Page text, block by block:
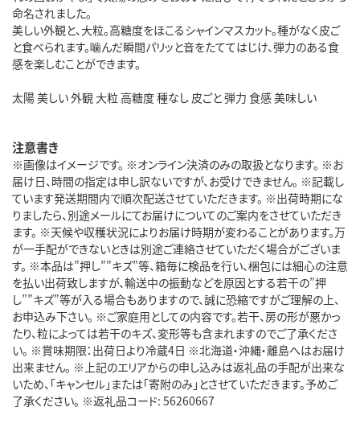
命名されました。
美しい外観と、大粒。高糖度をほこるシャインマスカット。種がなく皮ご
と食べられます。噛んだ瞬間パリッと音をたててはじけ、弾力のある食
感を楽しむことができます。
太陽 美しい 外観 大粒 高糖度 種なし 皮ごと 弾力 食感 美味しい
注意書き
※画像はイメージです。 ※オンライン決済のみの取扱となります。 ※お
届け日、時間の指定は申し訳ないですが、お受けできません。 ※記載し
ています発送期間内で順次配送させていただきます。 ※出荷時期にな
りましたら、別途メールにてお届けについてのご案内をさせていただき
ます。 ※天候や収穫状況によりお届け時期が変わることがあります。万
が一手配ができないときは別途ご連絡させていただく場合がございま
す。 ※本品は”押し””キズ”等、箱毎に検品を行い、梱包には細心の注意
を払い出荷致しますが、輸送中の振動などを原因とする若干の”押
し””キズ”等が入る場合もありますので、誠に恐縮ですがご理解の上、
お申込み下さい。 ※ご家庭用としての内容です。若干、房の形が悪かっ
たり、粒によっては若干のキズ、変形等も含まれますのでご了承くださ
い。 ※賞味期限：出荷日より冷蔵4日 ※北海道・沖縄・離島へはお届け
出来ません。 ※上記のエリアからの申し込みは返礼品の手配が出来な
いため、「キャンセル」または「寄附のみ」とさせていただきます。予めご
了承ください。 ※返礼品コード: 56260667